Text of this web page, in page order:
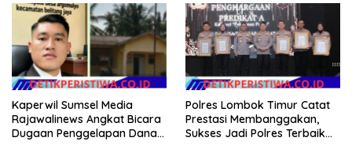
Kaperwil Sumsel Media
Rajawalinews Angkat Bicara
Dugaan Penggelapan Dana
Polres Lombok Timur Catat
Prestasi Membanggakan,
Sukses Jadi Polres Terbaik